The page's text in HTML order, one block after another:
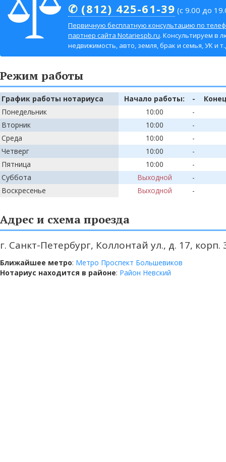
✆ (812) 425-61-39 (с 9.00 до
Первичную бесплатную консультацию по
партнер сайта Notariespb.ru. Консультируем в
недвижимость, авто, земля, брак и семья, УК и
Режим работы
График работы нотариуса Начало работы: -
Понедельник
10:00
-
Вторник
10:00
-
Среда
10:00
-
Четверг
10:00
-
Пятница
10:00
-
Суббота
Выходной
-
Воскресенье
Выходной -
Адрес и схема проезда
г. Санкт-Петербург, Коллонтай ул., д. 17, корп.
Ближайшее метро: Метро Проспект Большевиков
Нотариус находится в районе: Район Невский